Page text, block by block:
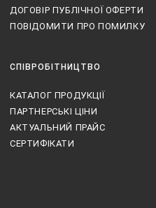
ДОГОВІР ПУБЛІЧНОЇ ОФЕРТИ
ПОВІДОМИТИ ПРО ПОМИЛКУ
СПІВРОБІТНИЦТВО
КАТАЛОГ ПРОДУКЦІЇ
ПАРТНЕРСЬКІ ЦІНИ
АКТУАЛЬНИЙ ПРАЙС
СЕРТИФІКАТИ